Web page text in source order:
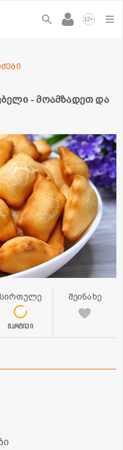
12+
- მოამზადეთ და
სირთულე
მარტივი
შეინახე